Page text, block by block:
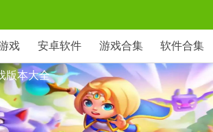
戏 安卓软件 游戏合集 软件合集
版本大全
roguelike地牢冒险手游，玩家操控弓
战斗。通过击败敌人获取技能升级，
特流派。简单操作搭配深度Build策